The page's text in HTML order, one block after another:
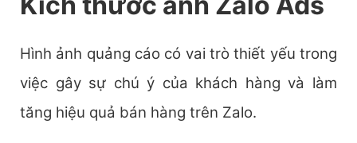
Hình ảnh quảng cáo có vai trò thiết yếu trong
việc gây sự chú ý của khách hàng và làm
tăng hiệu quả bán hàng trên Zalo.